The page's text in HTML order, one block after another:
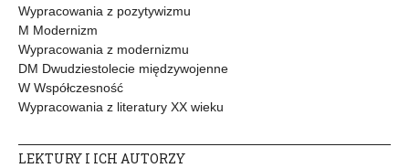
Wypracowania z pozytywizmu
M Modernizm
Wypracowania z modernizmu
DM Dwudziestolecie międzywojenne
W Współczesność
Wypracowania z literatury XX wieku
LEKTURY I ICH AUTORZY